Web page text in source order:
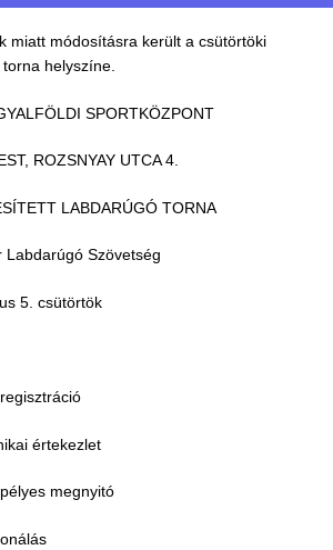
miatt módosításra került a csütörtöki
helyszíne.
SPORTKÖZPONT
ROZSNYAY UTCA 4.
LABDARÚGÓ TORNA
Szövetség
5. csütörtök
értekezlet
megnyitó